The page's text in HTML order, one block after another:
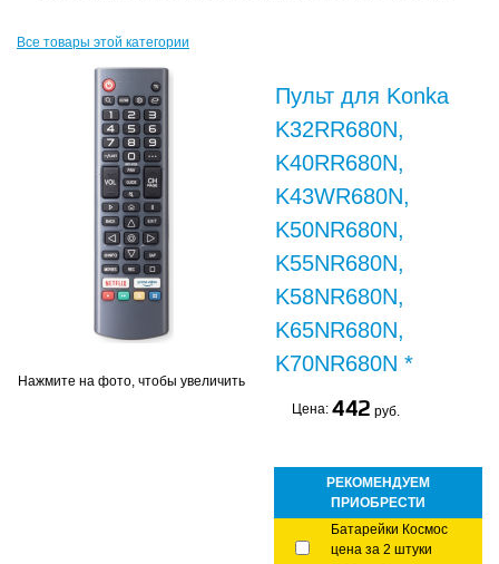
Все товары этой категории
Нажмите на фото, чтобы увеличить
Пульт для Konka
K32RR680N,
K40RR680N,
K43WR680N,
K50NR680N,
K55NR680N,
K58NR680N,
K65NR680N,
K70NR680N *
Цена: 442 руб.
РЕКОМЕНДУЕМ
ПРИОБРЕСТИ
Батарейки Космос
цена за 2 штуки